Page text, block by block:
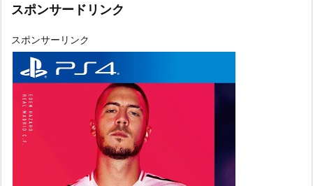
スポンサードリンク
スポンサーリンク